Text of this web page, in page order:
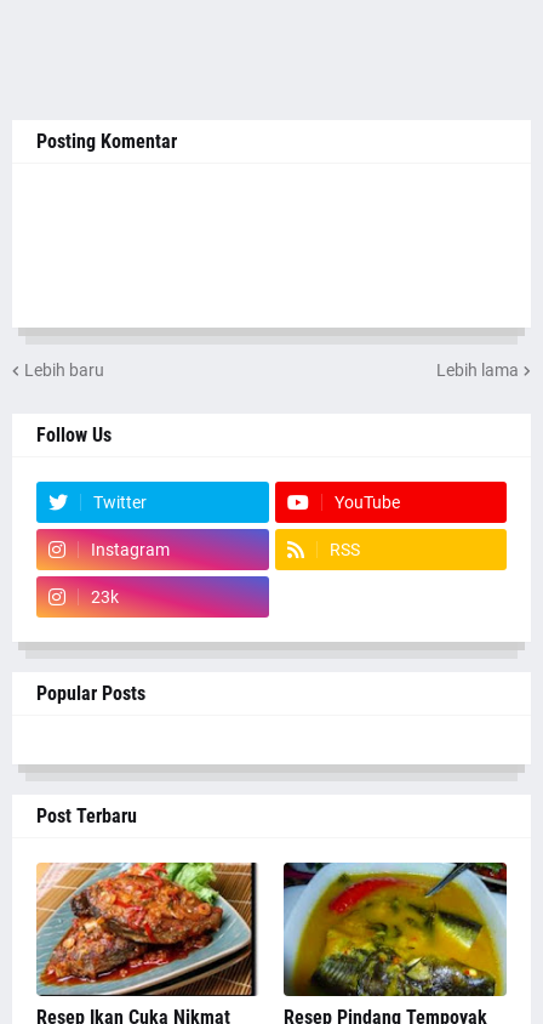
Posting Komentar
Lebih baru Lebih lama
Follow Us
Twitter YouTube
Instagram RSS
23k
Popular Posts
Post Terbaru
Resep Ikan Cuka Nikmat Resep Pindang Tempoyak